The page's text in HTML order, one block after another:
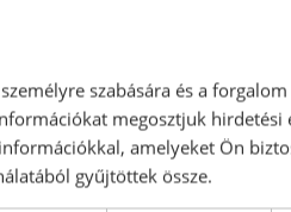
Kosárba
Rendelésre
szabására és a forgalom
megosztjuk hirdetési
amelyeket Ön
gyűjtöttek össze.